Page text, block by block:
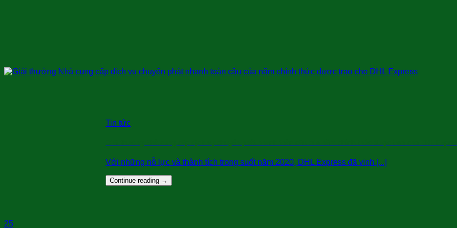
Tin tức
Với những nỗ lực và thành tích trong suốt năm 2020, DHL Express đã vinh [...]
Continue reading →
25